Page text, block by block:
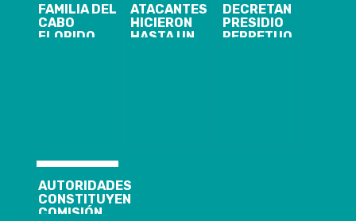
FAMILIA DEL
CABO
FLORIDO
ATACANTES
HICIERON
HASTA UN
DECRETAN
PRESIDIO
PERPETUO
AUTORIDADES
CONSTITUYEN
COMISIÓN